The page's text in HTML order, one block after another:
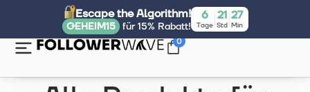
Escape the Algorithm!
GEHEIM15 für 15% Rabatt!
6
Tage
21
Std
27
Min
0